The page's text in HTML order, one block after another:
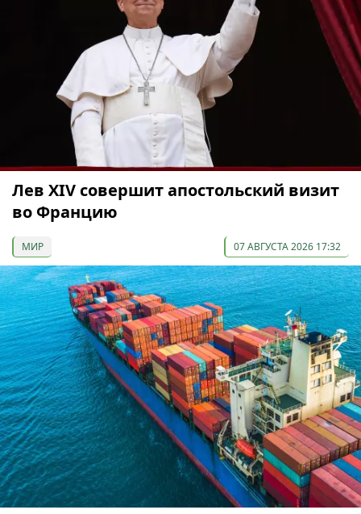
Лев XIV совершит апостольский визит
во Францию
МИР 07 АВГУСТА 2026 17:32